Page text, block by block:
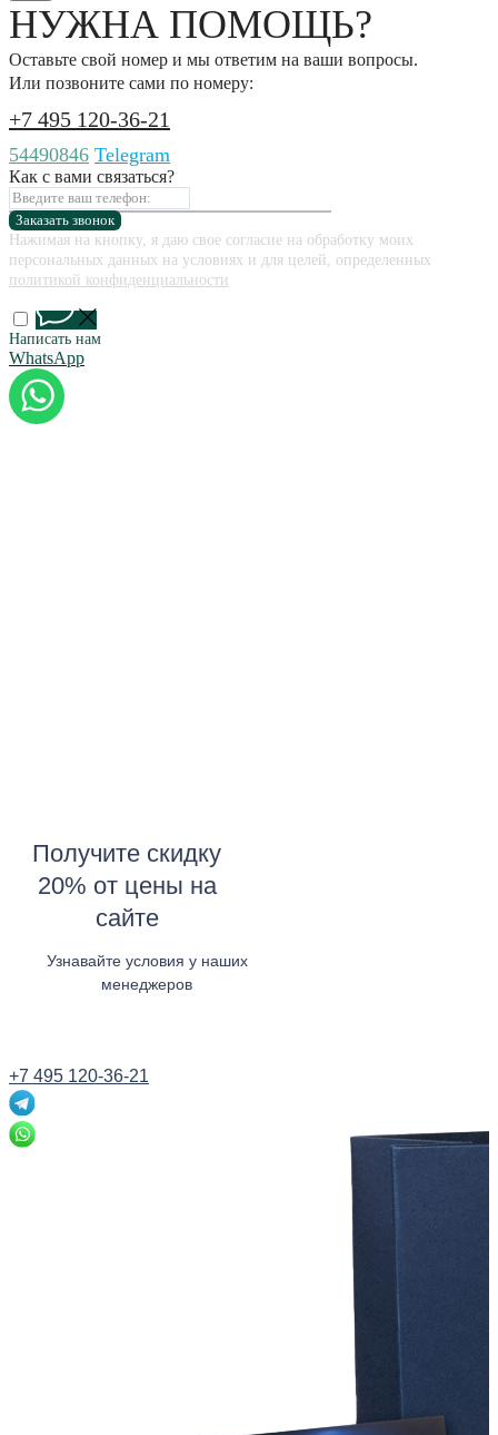
Получите скидку
20% от цены на
сайте
Узнавайте условия у наших
менеджеров
+7 495 120-36-21
НУЖНА ПОМОЩЬ?
Оставьте свой номер и мы ответим на ваши вопросы.
Или позвоните сами по номеру:
+7 495 120-36-21
54490846 Telegram
Как с вами связаться?
Заказать звонок
Нажимая на кнопку, я даю свое согласие на обработку моих
персональных данных на условиях и для целей, определенных
политикой конфиденциальности
Написать нам
WhatsApp